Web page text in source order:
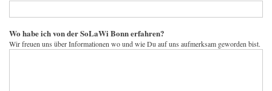
Wo habe ich von der SoLaWi Bonn erfahren?
Wir freuen uns über Informationen wo und wie Du auf uns aufmerksam geworden bist.